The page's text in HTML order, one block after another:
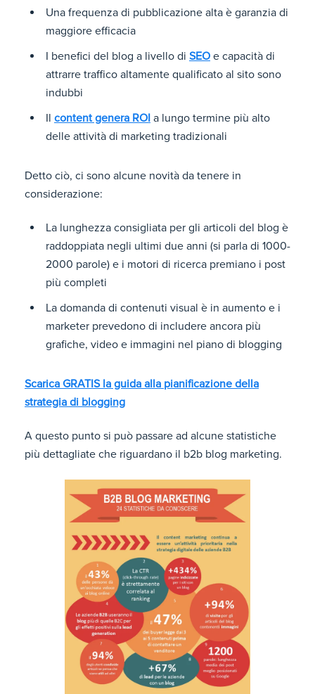
Una frequenza di pubblicazione alta è garanzia di
maggiore efficacia
I benefici del blog a livello di SEO e capacità di
attrarre traffico altamente qualificato al sito sono
indubbi
Il content genera ROI a lungo termine più alto
delle attività di marketing tradizionali
Detto ciò, ci sono alcune novità da tenere in
considerazione:
La lunghezza consigliata per gli articoli del blog è
raddoppiata negli ultimi due anni (si parla di 1000-
2000 parole) e i motori di ricerca premiano i post
più completi
La domanda di contenuti visual è in aumento e i
marketer prevedono di includere ancora più
grafiche, video e immagini nel piano di blogging
Scarica GRATIS la guida alla pianificazione della
strategia di blogging
A questo punto si può passare ad alcune statistiche
più dettagliate che riguardano il b2b blog marketing.